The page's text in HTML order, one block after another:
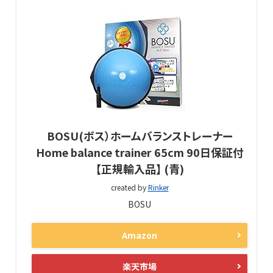
BOSU(ボス）ホームバランストレーナー
Home balance trainer 65cm 90日保証付
【正規輸入品】 (青)
created byRinker
BOSU
Amazon
楽天市場